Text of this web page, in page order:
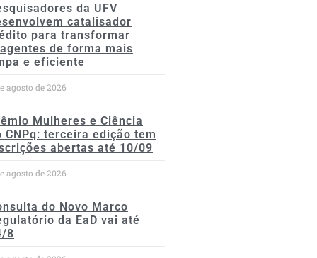
da UFV
catalisador
para transformar
de forma mais
e eficiente
agosto de 2026
Mulheres e Ciência
CNPq: terceira edição tem
abertas até 10/09
agosto de 2026
do Novo Marco
da EaD vai até
8